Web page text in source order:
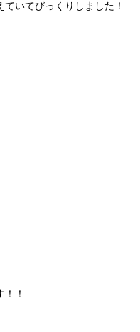
いてびっくりしました！
！